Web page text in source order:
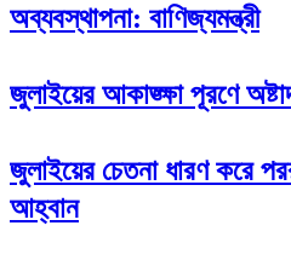
অব্যবস্থাপনা: বাণিজ্যমন্ত্রী
জুলাইয়ের আকাঙ্ক্ষা পূরণে
জুলাইয়ের চেতনা ধারণ করে
আহ্বান